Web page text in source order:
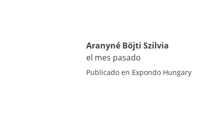
Aranyné Böjti Szilvia
el mes pasado
Publicado en Expondo Hungary